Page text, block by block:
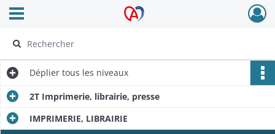
Archives Alsace - Colmar
Ouvrir le menu déroulant
Déplier tous les niveaux
2T Imprimerie, librairie, presse
IMPRIMERIE, LIBRAIRIE